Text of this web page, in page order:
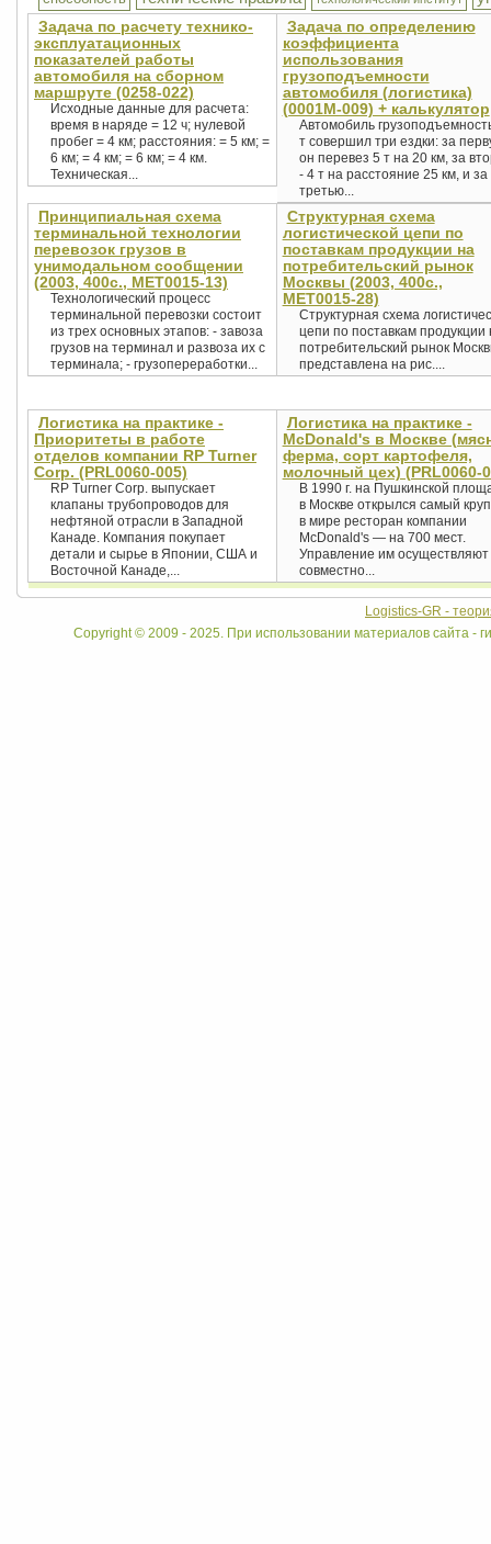
Задача по расчету технико-
эксплуатационных
показателей работы
автомобиля на сборном
маршруте (0258-022)
Исходные данные для расчета:
время в наряде = 12 ч; нулевой
пробег = 4 км; расстояния: = 5 км; =
6 км; = 4 км; = 6 км; = 4 км.
Техническая...
Задача по определению
коэффициента
использования
грузоподъемности
автомобиля (логистика)
(0001М-009) + калькулятор
Автомобиль
т совершил три ездки: за
он перевез 5 т на 20 км, за
- 4 т на расстояние 25 км, и за
третью...
Принципиальная схема
терминальной технологии
перевозок грузов в
унимодальном сообщении
(2003, 400с., MET0015-13)
Технологический процесс
терминальной перевозки состоит
из трех основных этапов: - завоза
грузов на терминал и развоза их с
терминала; - грузопереработки...
Структурная схема
логистической цепи по
поставкам продукции на
потребительский рынок
Москвы (2003, 400с.,
MET0015-28)
Структурная схема
цепи по поставкам продукции
потребительский рынок
представлена на рис....
Логистика на практике -
Приоритеты в работе
отделов компании RP Turner
Corp. (PRL0060-005)
RP Turner Corp. выпускает
клапаны трубопроводов для
нефтяной отрасли в Западной
Канаде. Компания покупает
детали и сырье в Японии, США и
Восточной Канаде,...
Логистика на практике -
McDonald's в Москве
ферма, сорт картофеля,
молочный цех) (PRL0060-
В 1990 г. на Пушкинской
в Москве открылся самый
в мире ресторан компании
McDonald's — на 700 мест.
Управление им осуществляют
совместно...
Logistics-GR -
Copyright © 2009 - 2025. При использовании материалов сайта -